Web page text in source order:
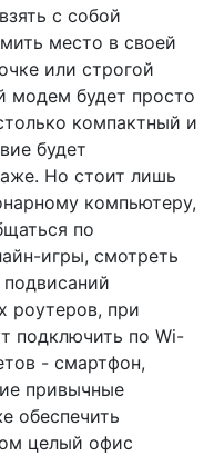
с собой
место в своей
или строгой
модем будет просто
компактный и
будет
Но стоит лишь
компьютеру,
по
игры, смотреть
подвисаний
роутеров, при
подключить по Wi-
- смартфон,
привычные
обеспечить
целый офис